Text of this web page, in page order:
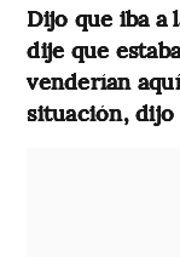
Dijo que iba a
dije que
venderían
situación, dijo